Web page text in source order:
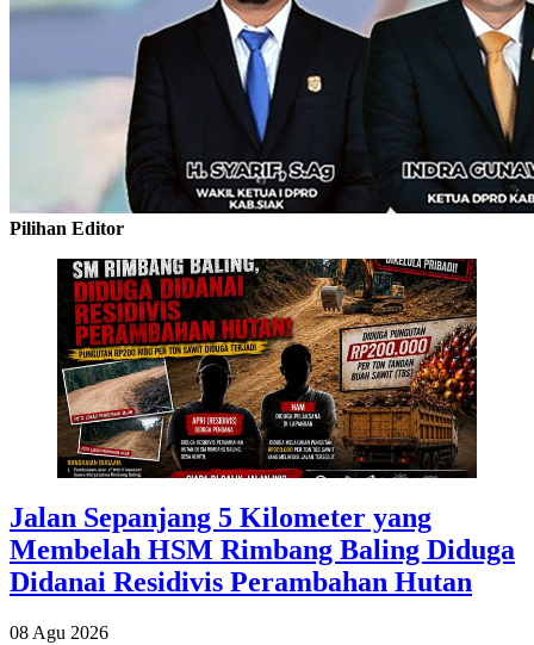
Pilihan Editor
Jalan Sepanjang 5 Kilometer yang
Membelah HSM Rimbang Baling Diduga
Didanai Residivis Perambahan Hutan
08 Agu 2026